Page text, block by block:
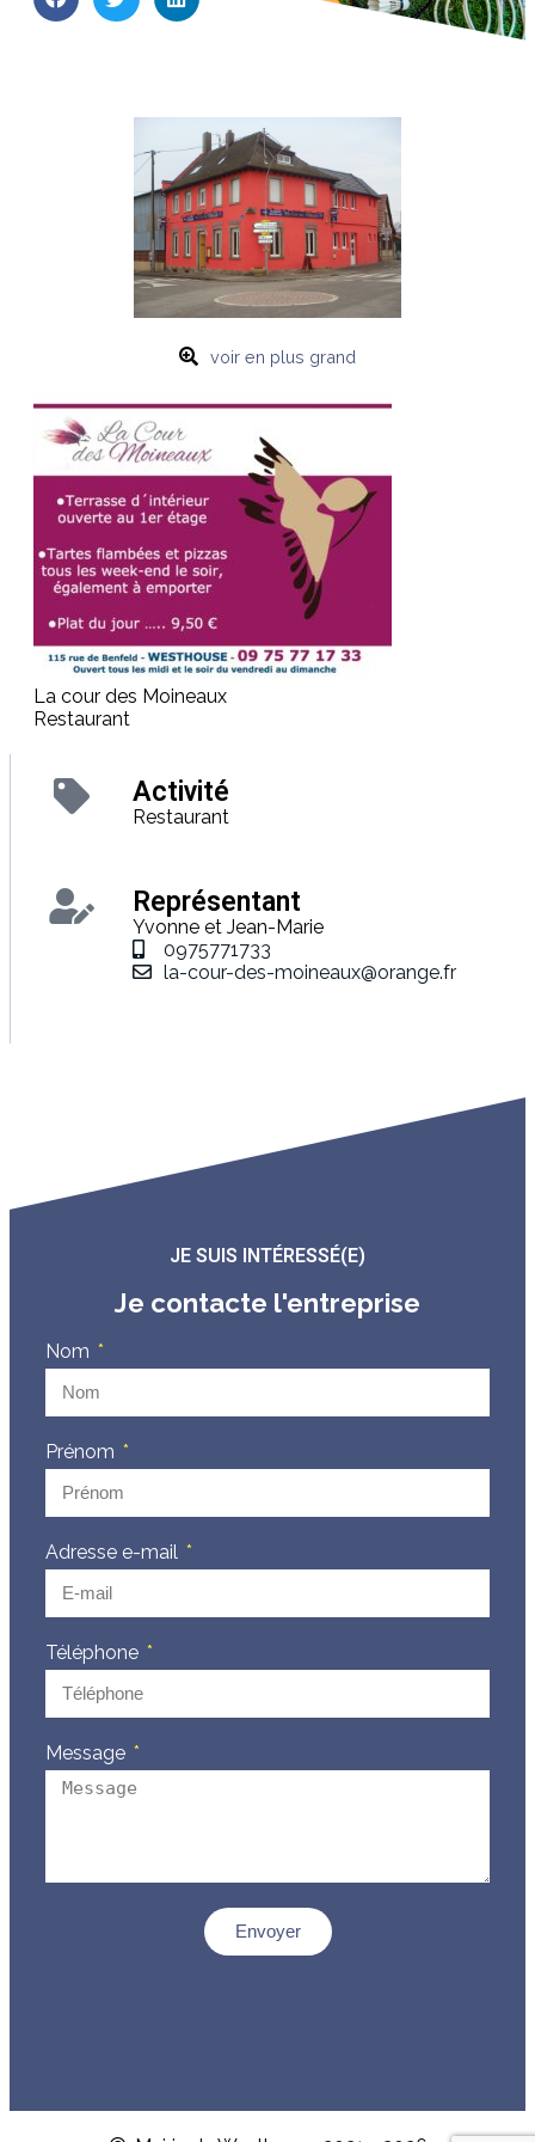
voir en plus grand
La cour des Moineaux
Restaurant
Activité
Restaurant
Représentant
Yvonne et Jean-Marie
0975771733
la-cour-des-moineaux@orange.fr
JE SUIS INTÉRESSÉ(E)
Je contacte l'entreprise
Nom
Prénom
Adresse e-mail
Téléphone
Message
Envoyer